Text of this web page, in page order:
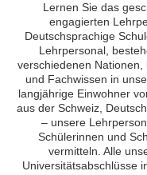
Lernen Sie das
engagierten
Deutschsprachige
Lehrpersonal,
verschiedenen
und Fachwissen in
langjährige Einwohner
aus der Schweiz,
– unsere
Schülerinnen und
vermitteln. Alle
Universitätsabschlüsse